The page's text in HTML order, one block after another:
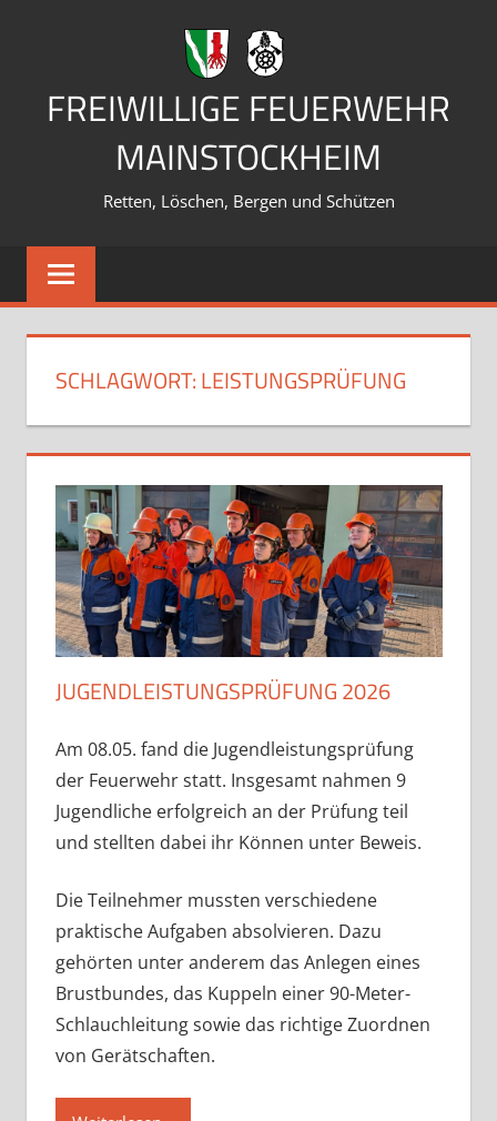
FREIWILLIGE FEUERWEHR
MAINSTOCKHEIM
Retten, Löschen, Bergen und Schützen
SCHLAGWORT:LEISTUNGSPRÜFUNG
JUGENDLEISTUNGSPRÜFUNG 2026
Am 08.05. fand die Jugendleistungsprüfung
der Feuerwehr statt. Insgesamt nahmen 9
Jugendliche erfolgreich an der Prüfung teil
und stellten dabei ihr Können unter Beweis.
Die Teilnehmer mussten verschiedene
praktische Aufgaben absolvieren. Dazu
gehörten unter anderem das Anlegen eines
Brustbundes, das Kuppeln einer 90-Meter-
Schlauchleitung sowie das richtige Zuordnen
von Gerätschaften.